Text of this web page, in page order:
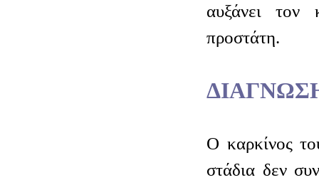
αυξάνει τον
προστάτη.
Ο καρκίνος
στάδια δεν